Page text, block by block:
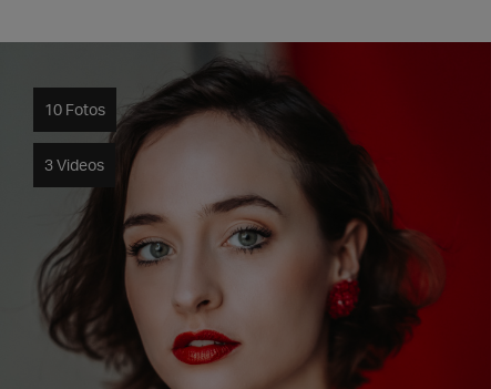
10 Fotos
3 Videos